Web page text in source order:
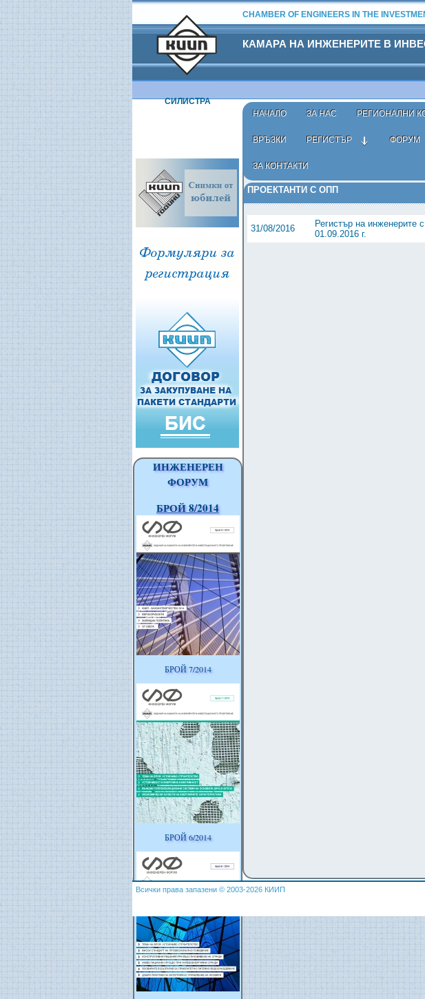
СИЛИСТРА
CHAMBER OF ENGINEERS IN THE
КАМАРА НА ИНЖЕНЕРИТЕ В
НАЧАЛО ЗА НАС РЕГИОНАЛНИ
ВРЪЗКИ РЕГИСТЪР ФОРУМ
ЗА КОНТАКТИ
ИНЖЕНЕРЕН
ФОРУМ
БРОЙ 8/2014
БРОЙ 7/2014
БРОЙ 6/2014
Начало› Регистър
ПРОЕКТАНТИ С ОПП
31/08/2016
Регистър на инженерите
01.09.2016 г.
Всички права запазени © 2003-2026 КИИП